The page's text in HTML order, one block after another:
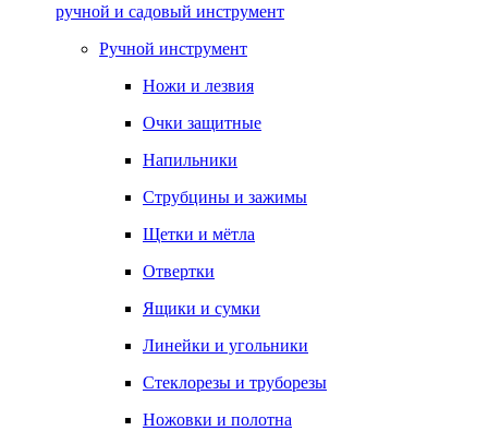
ручной и садовый инструмент
Ручной инструмент
Ножи и лезвия
Очки защитные
Напильники
Струбцины и зажимы
Щетки и мётла
Отвертки
Ящики и сумки
Линейки и угольники
Стеклорезы и труборезы
Ножовки и полотна